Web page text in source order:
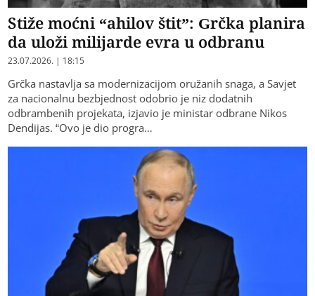
Stiže moćni “ahilov štit”: Grčka planira
da uloži milijarde evra u odbranu
23.07.2026. | 18:15
Grčka nastavlja sa modernizacijom oružanih snaga, a Savjet
za nacionalnu bezbjednost odobrio je niz dodatnih
odbrambenih projekata, izjavio je ministar odbrane Nikos
Dendijas. “Ovo je dio progra…